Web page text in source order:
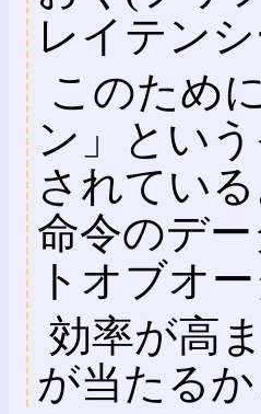
レイテン
このため
ン」とい
されてい
命令のデ
トオブオ
効率が高
が当たる